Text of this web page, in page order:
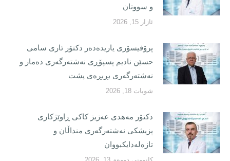
و سووتان
ئازار 15, 2026
پرۆفیسۆری یاریدەدەر دکتۆر ئاری سامی
حسێن نادیم پسپۆڕی نەشتەرگەری دەمار و
نەشتەرگەری بڕبڕەی پشت
شوبات 18, 2026
دکتۆر مەهدی عەزیز کاکی ڕاوێژکاری
پزیشکی نەشتەرگەری منداڵان و
تازەلەدایکبووان